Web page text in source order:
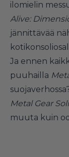
ilomielin
Alive:
jännittävää
Ja ennen
puuhailla
Metal Gear
muuta kuin